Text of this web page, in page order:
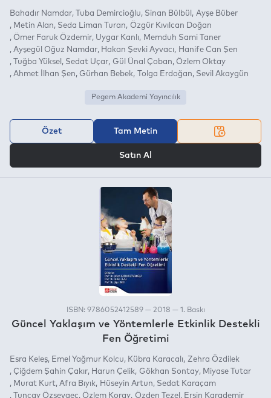
Bahadır Namdar Tuba Demircioğlu Sinan Bülbül
Ayşe Büber
Metin Alan
Seda Liman Turan
Özgür Kıvılcan Doğan
Ömer Faruk Özdemir Uygar Kanlı
Memduh Sami Taner
Ayşegül Oğuz Namdar
Hakan Şevki Ayvacı
Hanife Can Şen
Tuğba Yüksel
Sedat Uçar Gül Ünal Çoban
Özlem Oktay
Ahmet İlhan Şen
Gürhan Bebek Tolga Erdoğan Sevil Akaygün
Pegem Akademi Yayıncılık
Özet Tam Metin
Satın Al
ISBN: 9786052412589 — 2018 — 1. Baskı
Güncel Yaklaşım ve Yöntemlerle Etkinlik Destekli
Fen Öğretimi
Esra Keleş Emel Yağmur Kolcu Kübra Karacalı
Zehra Özdilek
Çiğdem Şahin Çakır
Harun Çelik Gökhan Sontay
Miyase Tutar
Murat Kurt Afra Bıyık Hüseyin Artun
Sedat Karaçam
Tuncay Özsevgeç
Özlem Koray Özden Tezel
Ersin Karademir